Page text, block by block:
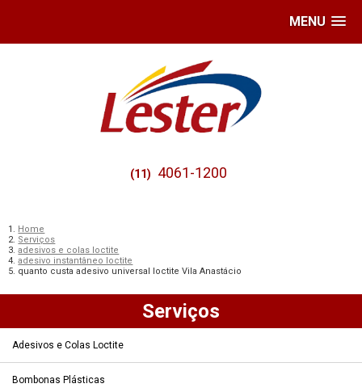
MENU
(11) 4061-1200
Home
Serviços
adesivos e colas loctite
adesivo instantâneo loctite
quanto custa adesivo universal loctite Vila Anastácio
Serviços
Adesivos e Colas Loctite
Bombonas Plásticas